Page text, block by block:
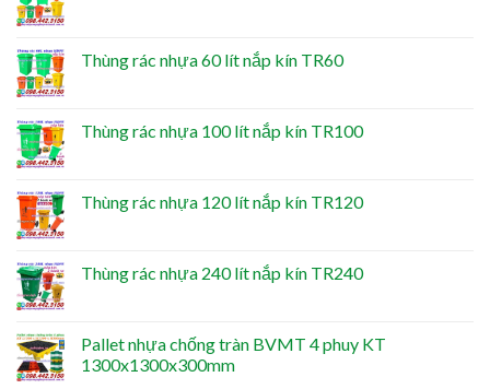
Thùng rác nhựa 60 lít nắp kín TR60
Thùng rác nhựa 100 lít nắp kín TR100
Thùng rác nhựa 120 lít nắp kín TR120
Thùng rác nhựa 240 lít nắp kín TR240
Pallet nhựa chống tràn BVMT 4 phuy KT
1300x1300x300mm